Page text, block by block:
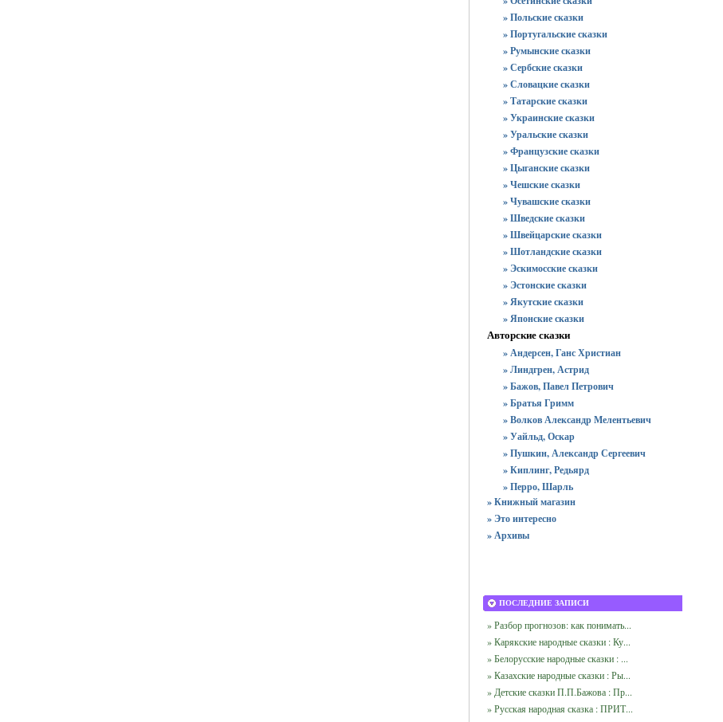
» Польские сказки
» Португальские сказки
» Румынские сказки
» Сербские сказки
» Словацкие сказки
» Татарские сказки
» Украинские сказки
» Уральские сказки
» Французские сказки
» Цыганские сказки
» Чешские сказки
» Чувашские сказки
» Шведские сказки
» Швейцарские сказки
» Шотландские сказки
» Эскимосские сказки
» Эстонские сказки
» Якутские сказки
» Японские сказки
Авторские сказки
» Андерсен, Ганс Христиан
» Линдгрен, Астрид
» Бажов, Павел Петрович
» Братья Гримм
» Волков Александр Мелентьевич
» Уайльд, Оскар
» Пушкин, Александр Сергеевич
» Киплинг, Редьярд
» Перро, Шарль
» Книжный магазин
» Это интересно
» Архивы
ПОСЛЕДНИЕ ЗАПИСИ
» Разбор прогнозов: как понимать...
» Карякские народные сказки : Ку...
» Белорусские народные сказки : ...
» Казахские народные сказки : Ры...
» Детские сказки П.П.Бажова : Пр...
» Русская народная сказка : ПРИТ...